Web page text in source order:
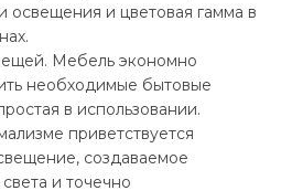
освещения и цветовая гамма в
Мебель экономно
необходимые бытовые
в использовании.
приветствуется
создаваемое
и точечно